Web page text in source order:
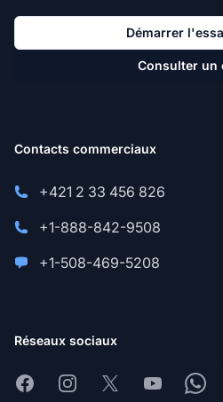
Démarrer
Consulter un
Contacts commerciaux
+421 2 33 456 826
+1-888-842-9508
+1-508-469-5208
Réseaux sociaux
FacebookInstagram
X Youtube